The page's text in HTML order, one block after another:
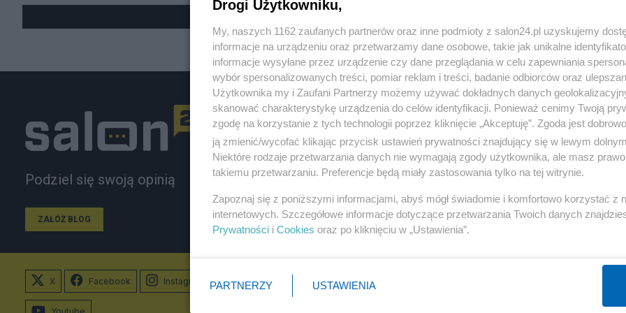
Podziel się swoją opinią
ZAŁÓŻ BLOG
Polityka
Rosja
PiS
Prezydent
NATO
Gospodarka
Biznes
Pieniądze
Centralny Port Komunikacyjny
Inwestycje
Podatki
X Facebook Instagram
Youtube
Drogi Użytkowniku,
My, naszych 1162 zaufanych partnerów oraz inne podmioty z salon24.pl uzyskujemy
informacje na urządzeniu oraz przetwarzamy dane osobowe, takie jak unikalne
informacje wysyłane przez urządzenie czy dane przeglądania w celu zapewniania
wybór spersonalizowanych treści, pomiar reklam i treści, badanie odbiorców oraz
Użytkownika my i Zaufani Partnerzy możemy używać dokładnych danych
skanować charakterystykę urządzenia do celów identyfikacji. Ponieważ cenimy Twoją
zgodę na korzystanie z tych technologii poprzez kliknięcie „Akceptuję”. Zgoda jest
ją zmienić/wycofać klikając przycisk ustawień prywatności znajdujący się w lewym
Niektóre rodzaje przetwarzania danych nie wymagają zgody użytkownika, ale masz
takiemu przetwarzaniu. Preferencje będą miały zastosowania tylko na tej witrynie.
Zapoznaj się z poniższymi informacjami, abyś mógł świadomie i komfortowo korzystać z
internetowych. Szczegółowe informacje dotyczące przetwarzania Twoich danych
Prywatności i Cookies oraz po kliknięciu w „Ustawienia”.
PARTNERZY USTAWIENIA